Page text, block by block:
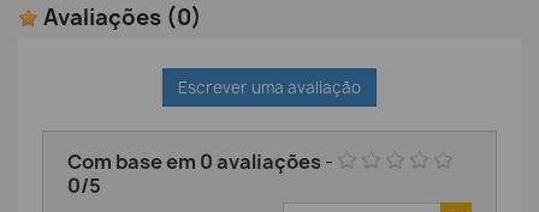
Avaliações (0)
Escrever uma avaliação
Com base em 0avaliações-
0/5